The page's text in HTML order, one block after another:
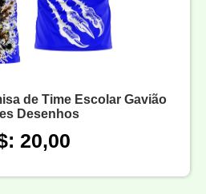
de Time Escolar Gavião
Desenhos
20,00